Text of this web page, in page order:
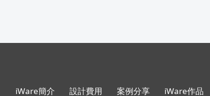
iWare簡介 設計費用 案例分享 iWare作品